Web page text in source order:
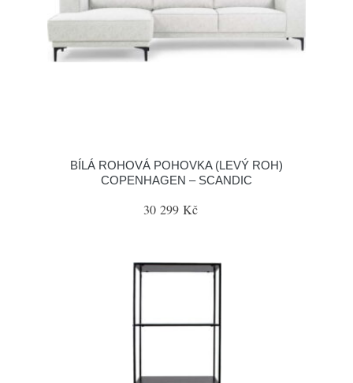
BÍLÁ ROHOVÁ POHOVKA (LEVÝ ROH)
COPENHAGEN – SCANDIC
30 299 Kč